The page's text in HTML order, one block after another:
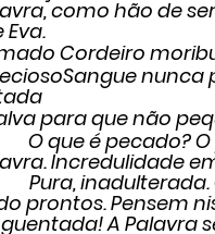
como hão de
Cordeiro
para que não
O que é
Incredulidade
Pura,
prontos. Pensem
A Palavra